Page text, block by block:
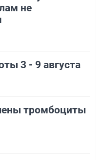
не
3 - 9 августа
тромбоциты